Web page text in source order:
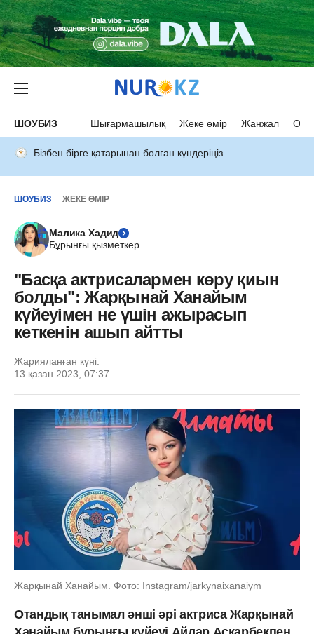
ШОУБИЗ Шығармашылық Жеке өмір Жанжал
Бізбен бірге қатарынан болған күндеріңіз
ШОУБИЗ ЖЕКЕ ӨМІР
Малика Хадид
Бұрынғы қызметкер
"Басқа актрисалармен көру қиын
болды": Жарқынай Ханайым
күйеуімен не үшін ажырасып
кеткенін ашып айтты
Жарияланған күні:
13 қазан 2023, 07:37
Жарқынай Ханайым. Фото: Instagram/jarkynaixanaiym
Отандық танымал әнші әрі актриса Жарқынай